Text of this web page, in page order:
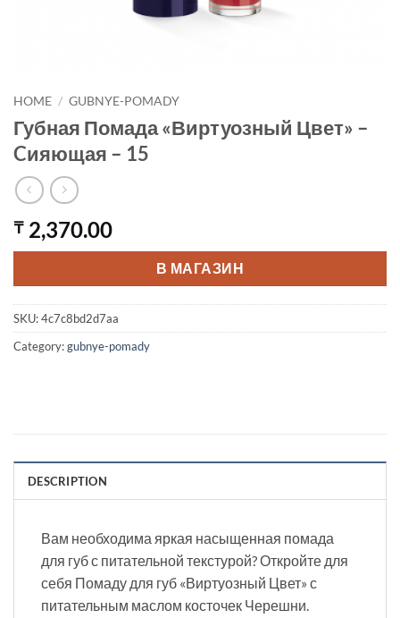
HOME / GUBNYE-POMADY
Губная Помада «Виртуозный Цвет» –
Cияющая – 15
₸ 2,370.00
В МАГАЗИН
SKU:4c7c8bd2d7aa
Category:gubnye-pomady
DESCRIPTION
Вам необходима яркая насыщенная помада
для губ с питательной текстурой? Откройте для
себя Помаду для губ «Виртуозный Цвет» с
питательным маслом косточек Черешни.